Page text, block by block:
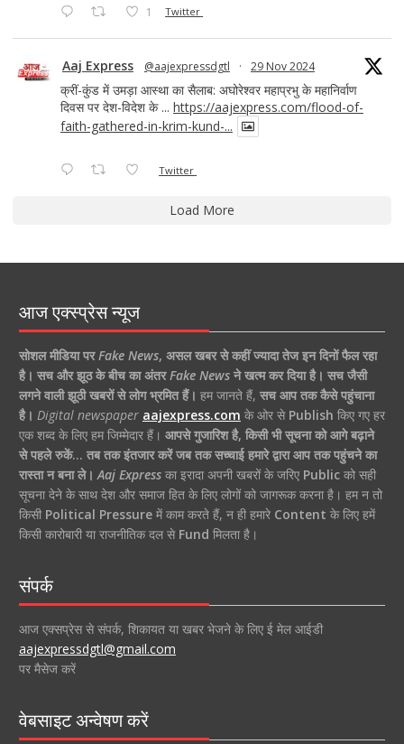
1 Twitter
Aaj Express @aajexpressdgtl · 29 Nov 2024
क्रीं-कुंड में उमड़ा आस्था का सैलाब: अघोरेश्वर महाप्रभु के महानिर्वाण
दिवस पर देश-विदेश के ... https://aajexpress.com/flood-of-
faith-gathered-in-krim-kund-...
Twitter
Load More
आज एक्स्प्रेस न्यूज
सोशल मीडिया परFake News, असल खबर से कहीं ज्यादा तेज इन दिनों फैल रहा
है। सच और झूठ के बीच का अंतरFake Newsने खत्म कर दिया है। सच जैसी
लगने वाली झूठी खबरों से लोग भ्रमित हैं। हम जानते हैं, सच आप तक कैसे पहुंचाना
है। Digital newspaper aajexpress.com के ओर से Publish किए गए हर
एक शब्द के लिए हम जिम्मेदार हैं। आपसे गुजारिश है, किसी भी सूचना को आगे बढ़ाने
से पहले रुकें… तब तक इंतजार करें जब तक सच्चाई हमारे द्वारा आप तक पहुंचने का
रास्ता न बना ले। Aaj Expressका इरादा अपनी खबरों के जरिए Publicको सही
सूचना देने के साथ देश और समाज हित के लिए लोगों को जागरूक करना है। हम न तो
किसी Political Pressureमें काम करते हैं, न ही हमारे Content के लिए हमें
किसी कारोबारी या राजनीतिक दल से Fund मिलता है।
संपर्क
आज एक्सप्रेस से संपर्क, शिकायत या खबर भेजने के लिए ई मेल आईडी
aajexpressdgtl@gmail.com
पर मैसेज करें
वेबसाइट अन्वेषण करें